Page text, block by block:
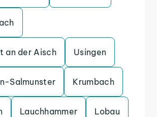
an der Aisch Usingen
Salmunster Krumbach
Lauchhammer Lobau